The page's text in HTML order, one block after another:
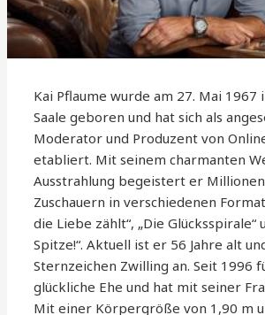
Kai Pflaume wurde am 27. Mai 1967
Saale geboren und hat sich als
Moderator und Produzent von
etabliert. Mit seinem charmanten
Ausstrahlung begeistert er
Zuschauern in verschiedenen
die Liebe zählt“, „Die Glücksspirale“
Spitze!“. Aktuell ist er 56 Jahre alt
Sternzeichen Zwilling an. Seit 1996
glückliche Ehe und hat mit seiner
Mit einer Körpergröße von 1,90 m